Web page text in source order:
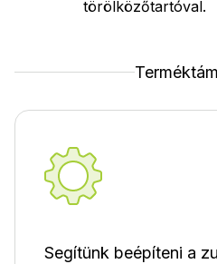
törölközőtartóval.
Segítünk beépíteni a